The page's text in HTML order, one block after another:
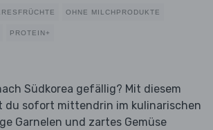
OHNE MILCHPRODUKTE
PROTEIN+
Südkorea gefällig? Mit diesem
du sofort mittendrin im kulinarischen
Garnelen und zartes Gemüse